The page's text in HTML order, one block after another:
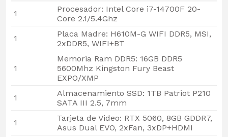
1
Procesador: Intel Core i7-14700F 20-
Core 2.1/5.4Ghz
1
Placa Madre: H610M-G WIFI DDR5, MSI,
2xDDR5, WIFI+BT
1
Memoria Ram DDR5: 16GB DDR5
5600Mhz Kingston Fury Beast
EXPO/XMP
1
Almacenamiento SSD: 1TB Patriot P210
SATA III 2.5, 7mm
1
Tarjeta de Video: RTX 5060, 8GB GDDR7,
Asus Dual EVO, 2xFan, 3xDP+HDMI